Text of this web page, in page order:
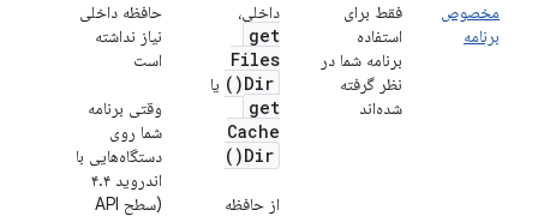
مخصوص
برنامه
فقط برای
استفاده
برنامه شما در
نظر گرفته
شده‌اند
داخلی،
get
Files
Dir(
) یا
get
Cache
Dir(
)
از حافظه
حافظه داخلی
نیاز نداشته
است
وقتی برنامه
شما روی
دستگاه‌هایی با
اندروید ۴.۴
(سطح API